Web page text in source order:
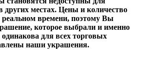
других местах. Цены и количество
реальном времени, поэтому Вы
которое выбрали и именно
для всех торговых
наши украшения.